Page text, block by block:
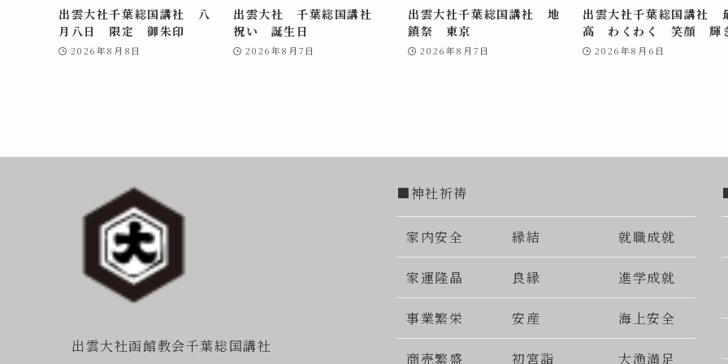
出雲大社千葉総国講社 八
月八日 限定 御朱印
2026年8月8日
出雲大社 千葉総国講社
祝い 誕生日
2026年8月7日
出雲大社千葉総国講社 地
鎮祭 東京
2026年8月7日
出雲大社千葉総国講社
高 わくわく 笑顔 輝
2026年8月6日
出雲大社函館教会千葉総国講社
■神社祈祷
家内安全 縁結 就職成就
家運隆晶 良縁 進学成就
事業繁栄 安産 海上安全
商売繁盛 初宮詣 大漁満足